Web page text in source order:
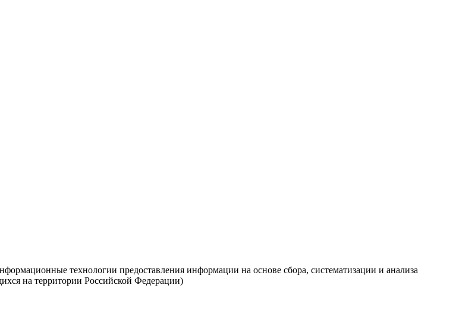
технологии предоставления информации на основе сбора, систематизации и анализа
на территории Российской Федерации)